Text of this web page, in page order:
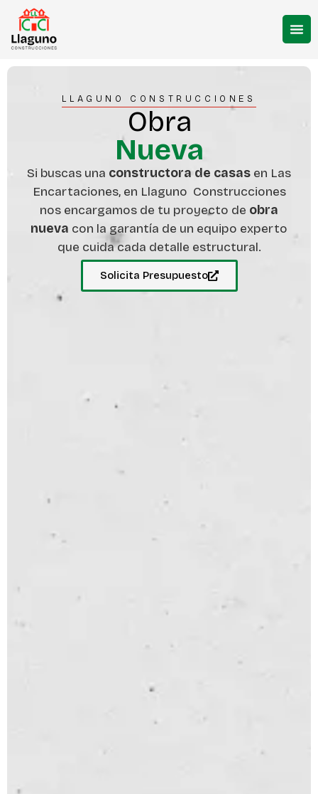
LLAGUNO CONSTRUCCIONES
Obra
Nueva
Si buscas una constructora de casas en Las
Encartaciones, en Llaguno Construcciones
nos encargamos de tu proyecto de obra
nueva con la garantía de un equipo experto
que cuida cada detalle estructural.
Solicita Presupuesto